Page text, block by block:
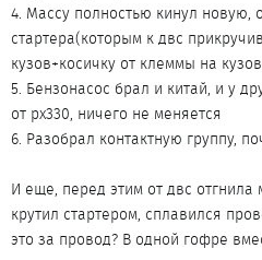
4. Массу полностью кинул новую,
стартера(которым к двс
кузов+косичку от клеммы на кузов
5. Бензонасос брал и китай, и у
от рх330, ничего не меняется
6. Разобрал контактную группу,
И еще, перед этим от двс
крутил стартером, сплавился
это за провод? В одной гофре